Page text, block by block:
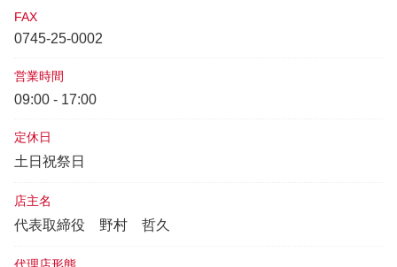
FAX
0745-25-0002
営業時間
09:00 - 17:00
定休日
土日祝祭日
店主名
代表取締役 野村 哲久